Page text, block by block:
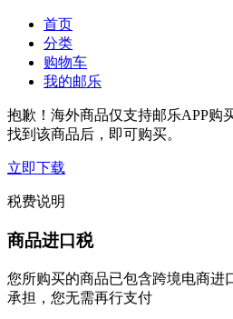
首页
分类
购物车
我的邮乐
抱歉！海外商品仅支持邮乐APP购
找到该商品后，即可购买。
立即下载
税费说明
商品进口税
您所购买的商品已包含跨境电商进
承担，您无需再行支付